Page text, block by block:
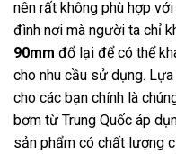
nên rất không phù hợp
đình nơi mà người ta chỉ
90mm đổ lại để có thể
cho nhu cầu sử dụng.
cho các bạn chính là
bơm từ Trung Quốc áp
sản phẩm có chất lượng